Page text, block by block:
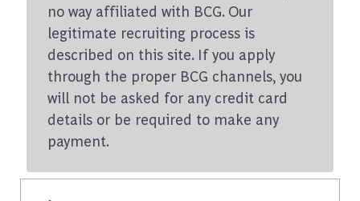
no way affiliated with BCG. Our
legitimate recruiting process is
described on this site. If you apply
through the proper BCG channels, you
will not be asked for any credit card
details or be required to make any
payment.